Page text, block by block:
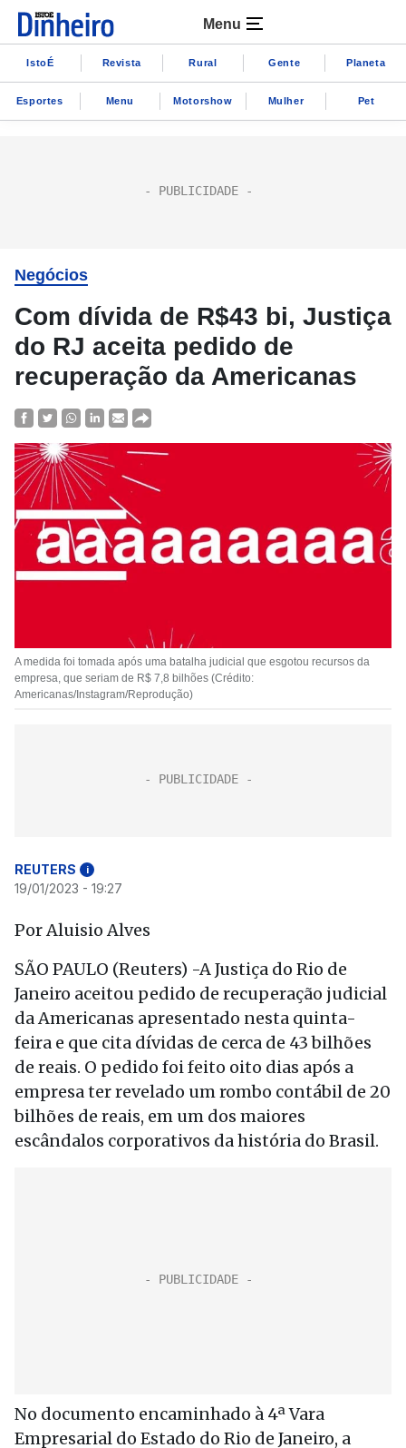
Menu
IstoÉ Revista Rural Gente Planeta
Esportes Menu Motorshow Mulher Pet
Negócios
Com dívida de R$43 bi, Justiça
do RJ aceita pedido de
recuperação da Americanas
A medida foi tomada após uma batalha judicial que esgotou recursos da
empresa, que seriam de R$ 7,8 bilhões (Crédito:
Americanas/Instagram/Reprodução)
REUTERS i
19/01/2023 - 19:27
Por Aluisio Alves
SÃO PAULO (Reuters) -A Justiça do Rio de
Janeiro aceitou pedido de recuperação judicial
da Americanas apresentado nesta quinta-
feira e que cita dívidas de cerca de 43 bilhões
de reais. O pedido foi feito oito dias após a
empresa ter revelado um rombo contábil de 20
bilhões de reais, em um dos maiores
escândalos corporativos da história do Brasil.
No documento encaminhado à 4ª Vara
Empresarial do Estado do Rio de Janeiro, a